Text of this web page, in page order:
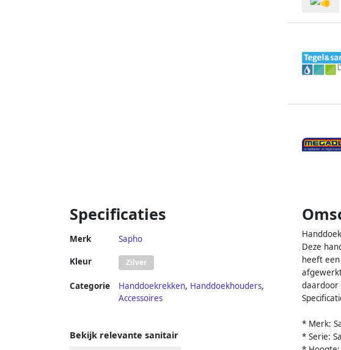
Specificaties
Merk Sapho
Kleur Zilver
Categorie Handdoekrekken, Handdoekhouders,
Accessoires
Deze
heeft
daardoor
* Merk:
* Serie:
Bekijk relevante sanitair